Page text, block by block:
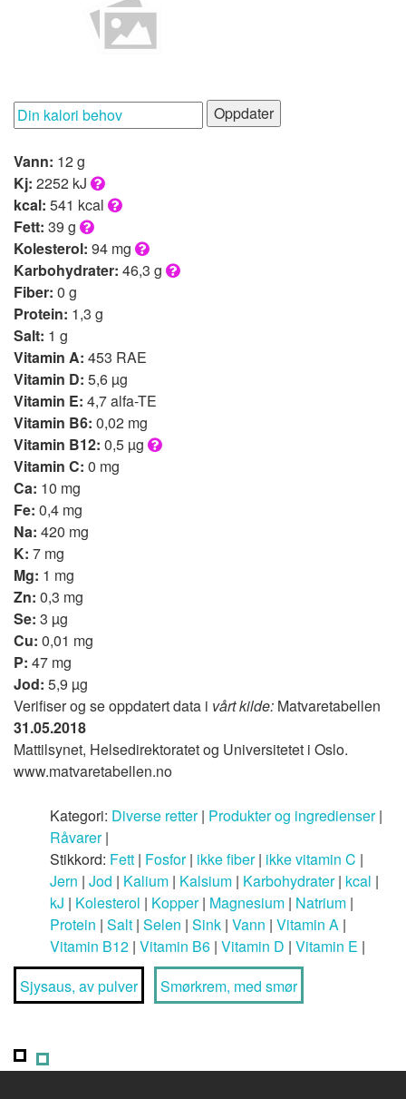
Oppdater
Vann: 12 g
Kj: 2252 kJ
kcal: 541 kcal
Fett: 39 g
Kolesterol: 94 mg
Karbohydrater: 46,3 g
Fiber: 0 g
Protein: 1,3 g
Salt: 1 g
Vitamin A: 453 RAE
Vitamin D: 5,6 µg
Vitamin E: 4,7 alfa-TE
Vitamin B6: 0,02 mg
Vitamin B12: 0,5 µg
Vitamin C: 0 mg
Ca: 10 mg
Fe: 0,4 mg
Na: 420 mg
K: 7 mg
Mg: 1 mg
Zn: 0,3 mg
Se: 3 µg
Cu: 0,01 mg
P: 47 mg
Jod: 5,9 µg
Verifiser og se oppdatert data i vårt kilde: Matvaretabellen
31.05.2018
Mattilsynet, Helsedirektoratet og Universitetet i Oslo.
www.matvaretabellen.no
Kategori: Diverse retter| Produkter og ingredienser|
Råvarer|
Stikkord: Fett | Fosfor| ikke fiber| ikke vitamin C |
Jern | Jod | Kalium | Kalsium | Karbohydrater| kcal |
kJ | Kolesterol | Kopper| Magnesium | Natrium |
Protein | Salt | Selen | Sink | Vann | Vitamin A |
Vitamin B12 | Vitamin B6 | Vitamin D | Vitamin E |
Sjysaus, av pulver
Smørkrem, med smør